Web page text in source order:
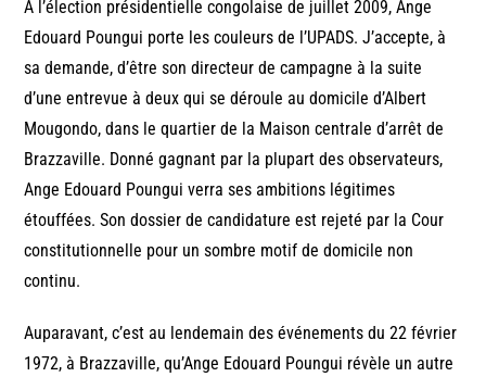
A l’élection présidentielle congolaise de juillet 2009, Ange
Edouard Poungui porte les couleurs de l’UPADS. J’accepte, à
sa demande, d’être son directeur de campagne à la suite
d’une entrevue à deux qui se déroule au domicile d’Albert
Mougondo, dans le quartier de la Maison centrale d’arrêt de
Brazzaville. Donné gagnant par la plupart des observateurs,
Ange Edouard Poungui verra ses ambitions légitimes
étouffées. Son dossier de candidature est rejeté par la Cour
constitutionnelle pour un sombre motif de domicile non
continu.
Auparavant, c’est au lendemain des événements du 22 février
1972, à Brazzaville, qu’Ange Edouard Poungui révèle un autre